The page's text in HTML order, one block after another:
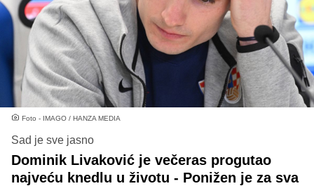
Foto - IMAGO / HANZA MEDIA
Sad je sve jasno
Dominik Livaković je večeras progutao
najveću knedlu u životu - Ponižen je za sva